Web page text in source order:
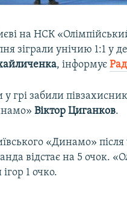
на НСК
зіграли унічию 1:1 у
, інформує
у грі забили
Віктор Циганков.
«Динамо»
відстає на 5 очок.
ігор 1 очко.